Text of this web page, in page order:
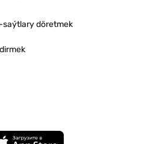
saýtlary döretmek